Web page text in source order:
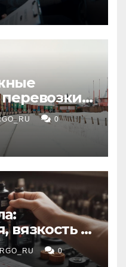
и
0
вязкость и
выбору
типов
0